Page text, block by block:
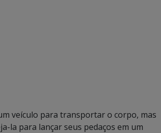
veículo para transportar o corpo, mas
la para lançar seus pedaços em um